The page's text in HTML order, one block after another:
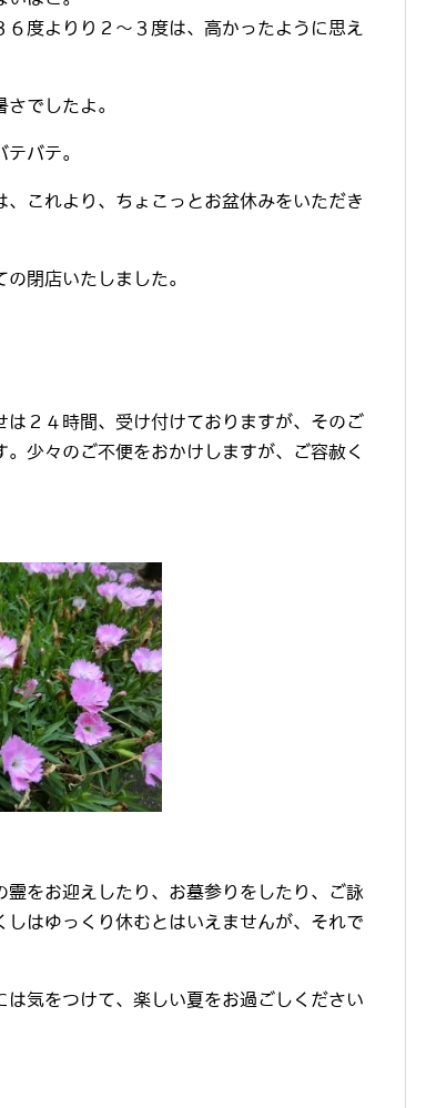
度よりり２～３度は、高かったように思え
でしたよ。
バテ。
これより、ちょこっとお盆休みをいただき
閉店いたしました。
２４時間、受け付けておりますが、そのご
少々のご不便をおかけしますが、ご容赦く
をお迎えしたり、お墓参りをしたり、ご詠
はゆっくり休むとはいえませんが、それで
気をつけて、楽しい夏をお過ごしください